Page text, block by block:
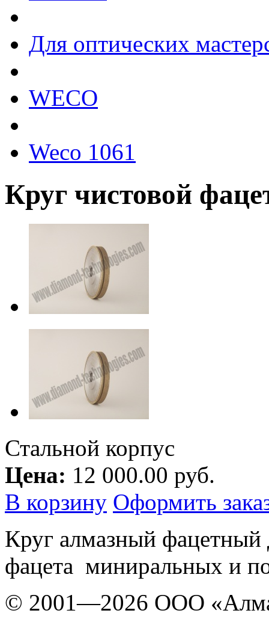
Для оптических
WECO
Weco 1061
Круг чистовой
Стальной корпус
Цена: 12 000.00 руб.
В корзину Оформить
Круг алмазный фацетный
фацета миниральных и
© 2001—2026 ООО